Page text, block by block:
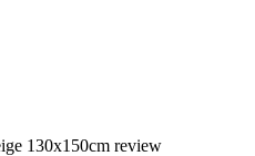
130x150cm review